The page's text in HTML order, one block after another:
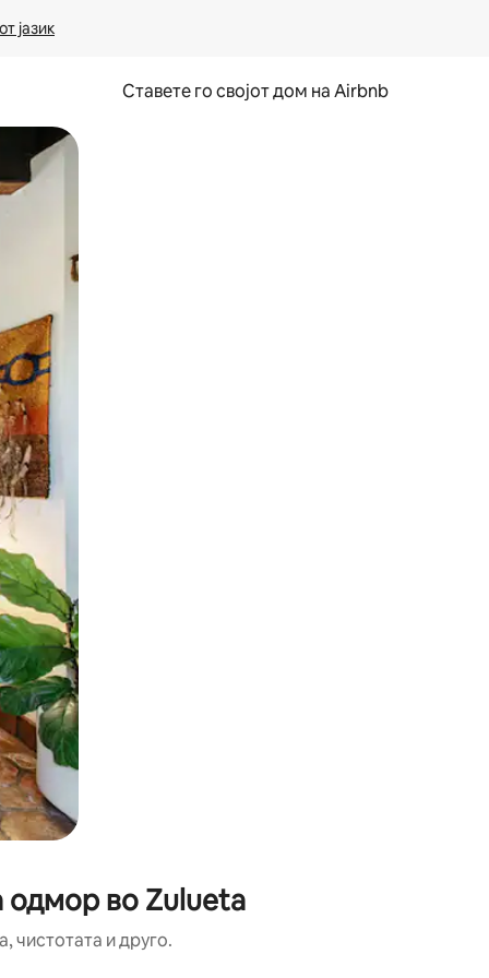
јазик
Ставете го својот дом на Airbnb
или со лизгање.
одмор во Zulueta
чистотата и друго.